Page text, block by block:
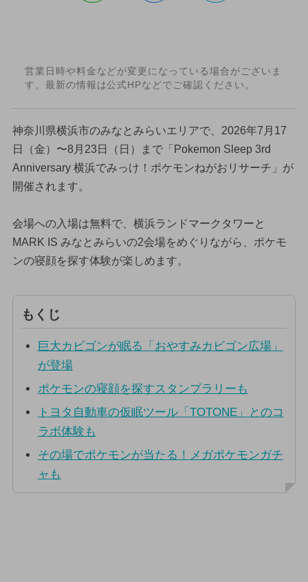
営業日時や料金などが変更になっている場合がございま
す。最新の情報は公式HPなどでご確認ください。
神奈川県横浜市のみなとみらいエリアで、2026年7月17
日（金）〜8月23日（日）まで「Pokemon Sleep 3rd
Anniversary 横浜でみっけ！ポケモンねがおリサーチ」が
開催されます。
会場への入場は無料で、横浜ランドマークタワーと
MARK IS みなとみらいの2会場をめぐりながら、ポケモ
ンの寝顔を探す体験が楽しめます。
もくじ
巨大カビゴンが眠る「おやすみカビゴン広場」
が登場
ポケモンの寝顔を探すスタンプラリーも
トヨタ自動車の仮眠ツール「TOTONE」とのコ
ラボ体験も
その場でポケモンが当たる！メガポケモンガチ
ャも